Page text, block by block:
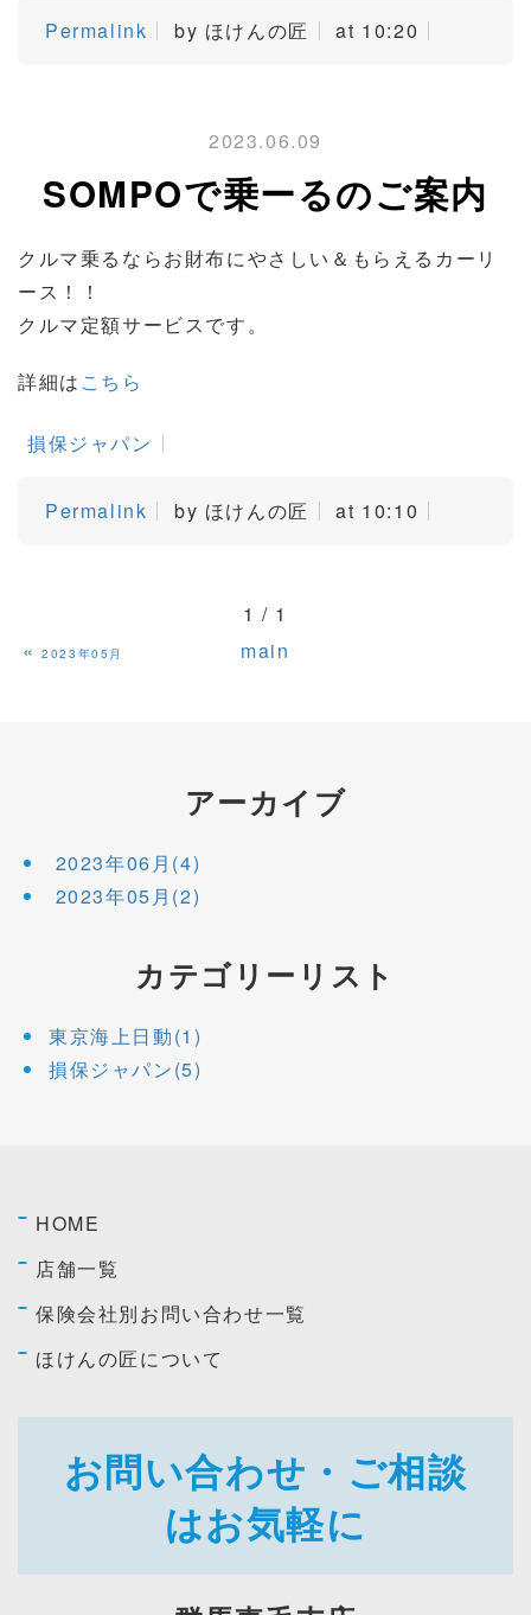
Permalink by ほけんの匠 at 10:20
2023.06.09
SOMPOで乗ーるのご案内
クルマ乗るならお財布にやさしい＆もらえるカーリ
ース！！
クルマ定額サービスです。
詳細は こちら
損保ジャパン
Permalink by ほけんの匠 at 10:10
1 / 1
«2023年05月 main
アーカイブ
2023年06月(4)
2023年05月(2)
カテゴリーリスト
東京海上日動(1)
損保ジャパン(5)
HOME
店舗一覧
保険会社別お問い合わせ一覧
ほけんの匠について
お問い合わせ・ご相談
はお気軽に